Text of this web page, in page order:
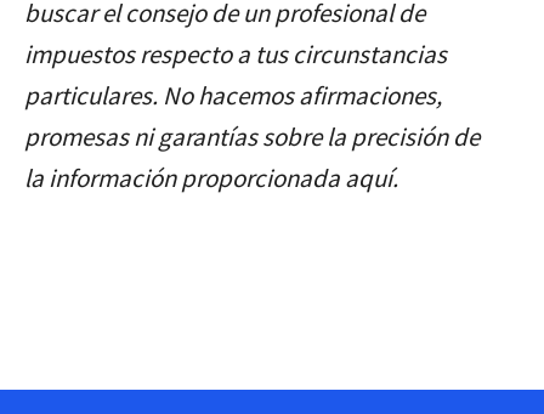
de forma precisa para evitar
sanciones.
buscar el consejo de un profesional de
impuestos respecto a tus circunstancias
particulares. No hacemos afirmaciones,
promesas ni garantías sobre la precisión de
la información proporcionada aquí.